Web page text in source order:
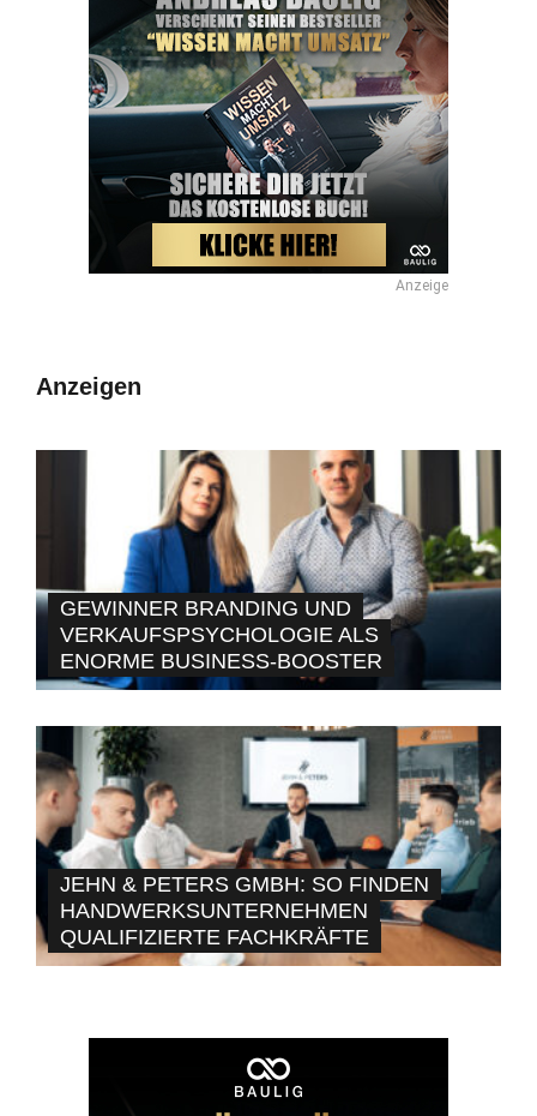
Anzeige
Anzeigen
GEWINNER BRANDING UND
VERKAUFSPSYCHOLOGIE ALS
ENORME BUSINESS-BOOSTER
JEHN & PETERS GMBH: SO FINDEN
HANDWERKSUNTERNEHMEN
QUALIFIZIERTE FACHKRÄFTE